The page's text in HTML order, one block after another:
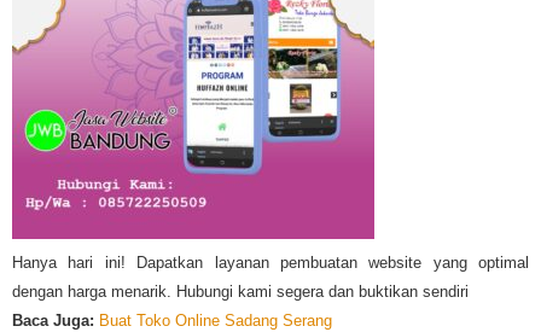
Hanya hari ini! Dapatkan layanan pembuatan website yang optimal
dengan harga menarik. Hubungi kami segera dan buktikan sendiri
Baca Juga: Buat Toko Online Sadang Serang